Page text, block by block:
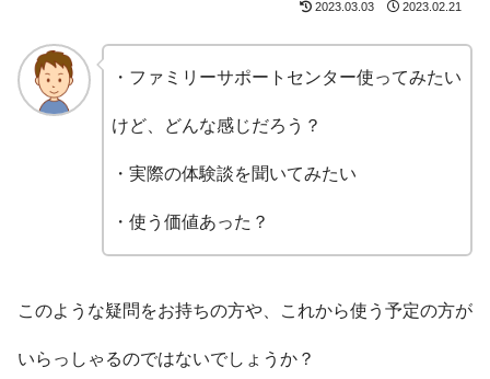
2023.03.03 2023.02.21
・ファミリーサポートセンター使ってみたい
けど、どんな感じだろう？
・実際の体験談を聞いてみたい
・使う価値あった？
このような疑問をお持ちの方や、これから使う予定の方が
いらっしゃるのではないでしょうか？